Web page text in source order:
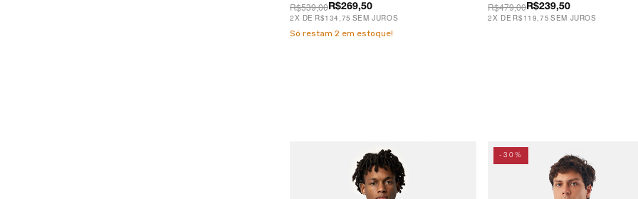
R$269,50
R$539,00
2X DE R$134,75 SEM JUROS
Só restam 2 em estoque!
R$239,50
R$479,00
2X DE R$119,75 SEM JUROS
-30%